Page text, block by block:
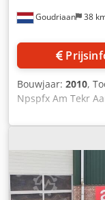
Goudriaan 38
Bouwjaar: 2010,
Npspfx Am Tekr
20 meter een